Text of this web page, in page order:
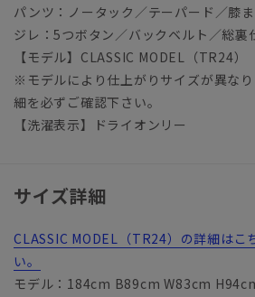
パンツ：ノータック／テーパード／膝
ジレ：5つボタン／バックベルト／総裏
【モデル】CLASSIC MODEL（TR24）
※モデルにより仕上がりサイズが異な
細を必ずご確認下さい。
【洗濯表示】ドライオンリー
サイズ詳細
CLASSIC MODEL（TR24）の詳細はこ
い。
モデル：184cm B89cm W83cm